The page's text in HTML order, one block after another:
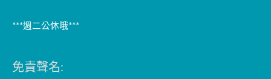
***週二公休哦***
免責聲名: